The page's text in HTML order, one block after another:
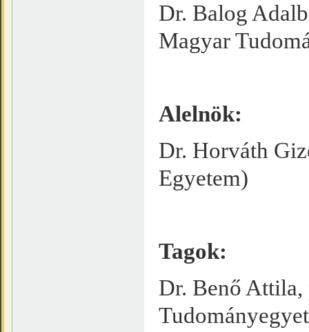
Dr. Balog
Magyar
Alelnök:
Dr. Horváth
Egyetem)
Tagok:
Dr. Benő